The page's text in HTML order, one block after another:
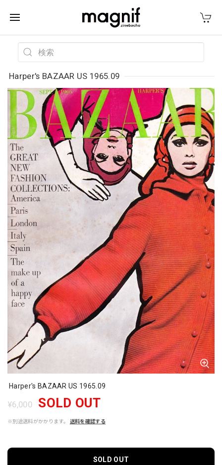
Harper's BAZAAR US 1965.09
Harper's BAZAAR US 1965.09
¥6,000 SOLD OUT
※別途送料がかかります。 送料を確認する
SOLD OUT